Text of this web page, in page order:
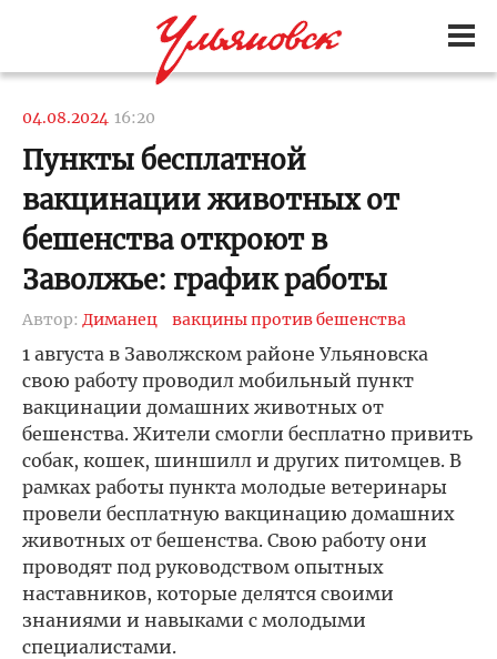
04.08.2024 16:20
Пункты бесплатной
вакцинации животных от
бешенства откроют в
Заволжье: график работы
Автор: Диманец вакцины против бешенства
1 августа в Заволжском районе Ульяновска
свою работу проводил мобильный пункт
вакцинации домашних животных от
бешенства. Жители смогли бесплатно привить
собак, кошек, шиншилл и других питомцев. В
рамках работы пункта молодые ветеринары
провели бесплатную вакцинацию домашних
животных от бешенства. Свою работу они
проводят под руководством опытных
наставников, которые делятся своими
знаниями и навыками с молодыми
специалистами.